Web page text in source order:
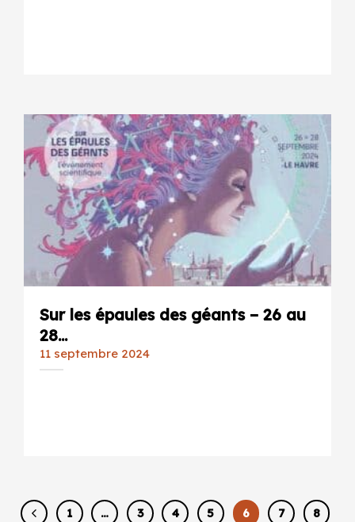
Sur les épaules des géants – 26 au
28...
11 septembre 2024
1 … 3 4 5 6 7
8